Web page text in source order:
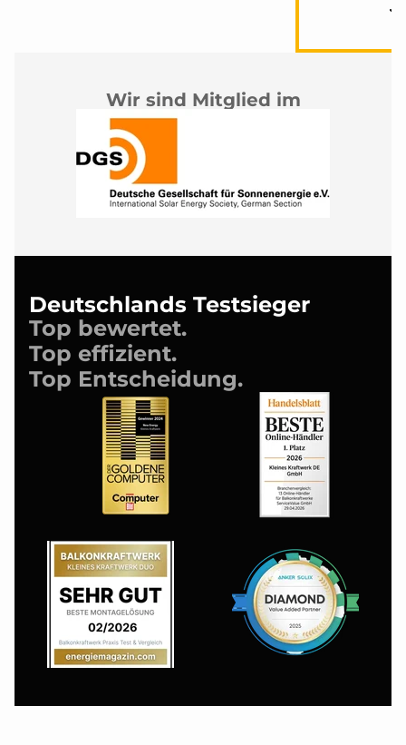
Wir sind Mitglied im
Deutschlands Testsieger
Top bewertet.
Top effizient.
Top Entscheidung.